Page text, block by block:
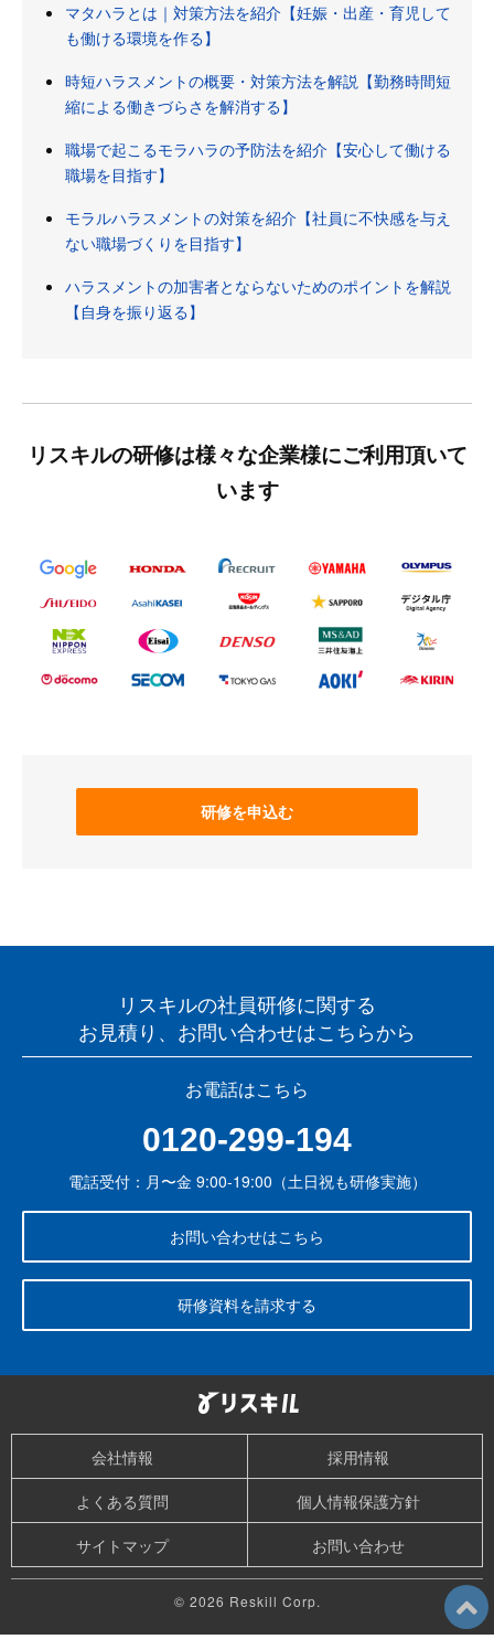
マタハラとは｜対策方法を紹介【妊娠・出産・育児して
も働ける環境を作る】
時短ハラスメントの概要・対策方法を解説【勤務時間短
縮による働きづらさを解消する】
職場で起こるモラハラの予防法を紹介【安心して働ける
職場を目指す】
モラルハラスメントの対策を紹介【社員に不快感を与え
ない職場づくりを目指す】
ハラスメントの加害者とならないためのポイントを解説
【自身を振り返る】
リスキルの研修は様々な企業様にご利用頂いて
います
研修を申込む
リスキルの社員研修に関する
お見積り、お問い合わせはこちらから
お電話はこちら
0120-299-194
電話受付：月〜金 9:00-19:00（土日祝も研修実施）
お問い合わせはこちら
研修資料を請求する
会社情報
採用情報
よくある質問
個人情報保護方針
サイトマップ
お問い合わせ
© 2026 Reskill Corp.